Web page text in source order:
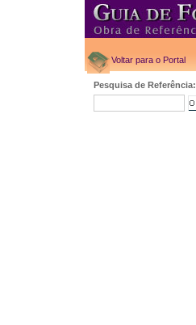
Voltar para o Portal
Pesquisa de Referência: